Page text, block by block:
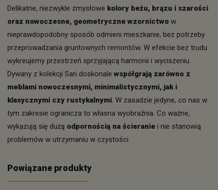
Delikatne, niezwykle zmysłowe kolory beżu, brązu i szarości
oraz nowoczesne, geometryczne wzornictwo w
nieprawdopodobny sposób odmieni mieszkanie, bez potrzeby
przeprowadzania gruntownych remontów. W efekcie bez trudu
wykreujemy przestrzeń sprzyjającą harmonii i wyciszeniu.
Dywany z kolekcji Sari doskonale współgrają zarówno z
meblami nowoczesnymi, minimalistycznymi, jak i
klasycznymi czy rustykalnymi. W zasadzie jedyne, co nas w
tym zakresie ogranicza to własna wyobraźnia. Co ważne,
wykazują się dużą odpornością na ścieranie i nie stanowią
problemów w utrzymaniu w czystości.
Powiązane produkty